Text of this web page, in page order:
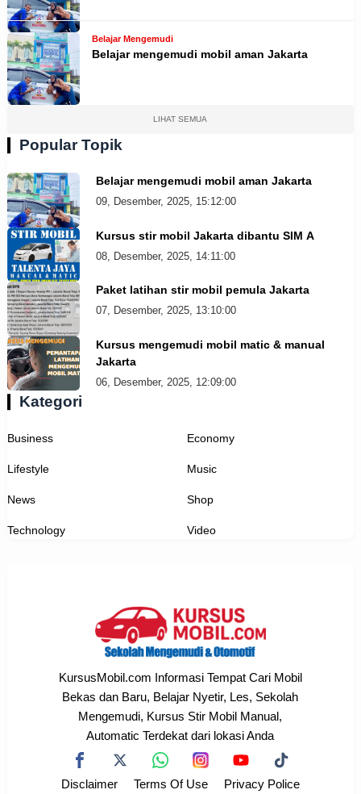
Belajar Mengemudi
Belajar mengemudi mobil aman Jakarta
LIHAT SEMUA
Popular Topik
Belajar mengemudi mobil aman Jakarta
09, Desember, 2025, 15:12:00
Kursus stir mobil Jakarta dibantu SIM A
08, Desember, 2025, 14:11:00
Paket latihan stir mobil pemula Jakarta
07, Desember, 2025, 13:10:00
Kursus mengemudi mobil matic & manual
Jakarta
06, Desember, 2025, 12:09:00
Kategori
Business Economy
Lifestyle Music
News Shop
Technology Video
KursusMobil.com Informasi Tempat Cari Mobil
Bekas dan Baru, Belajar Nyetir, Les, Sekolah
Mengemudi, Kursus Stir Mobil Manual,
Automatic Terdekat dari lokasi Anda
Disclaimer Terms Of Use Privacy Police